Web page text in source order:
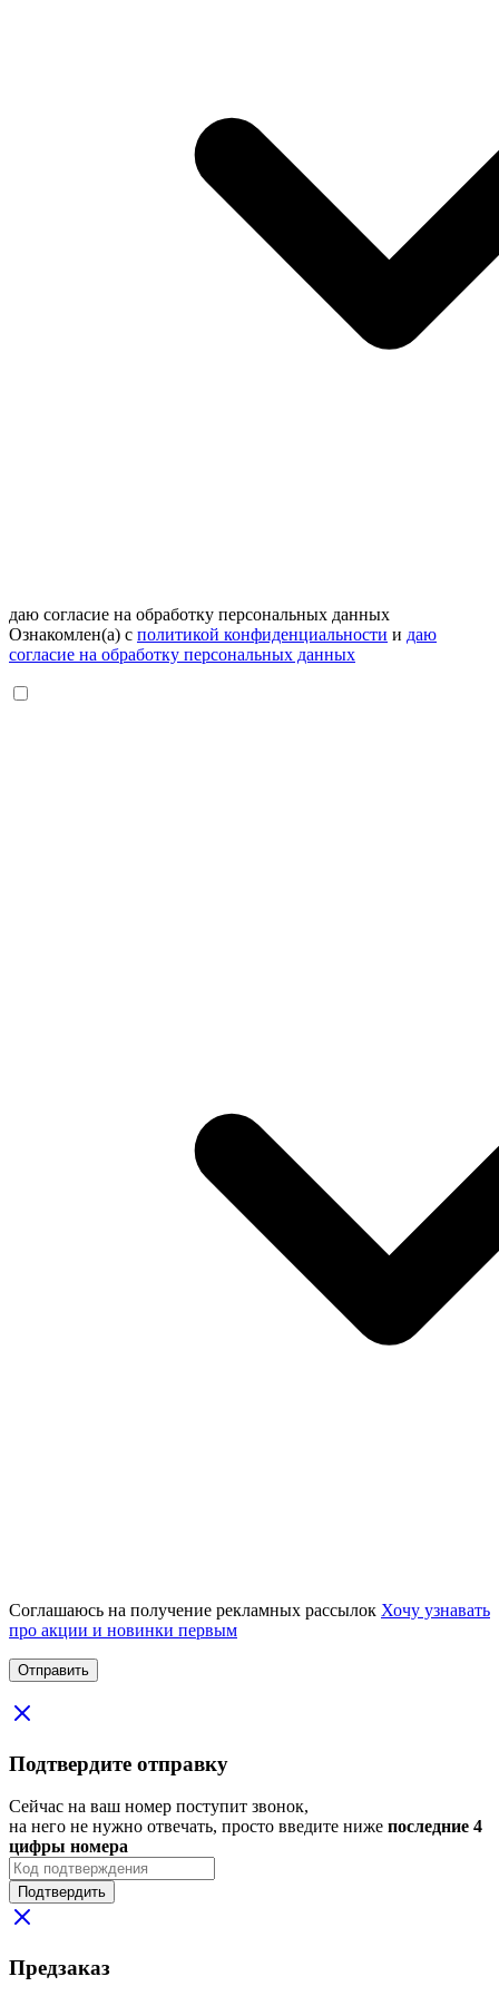
даю согласие на обработку персональных данных
Ознакомлен(а) с политикой конфиденциальности и даю
согласие на обработку персональных данных
Соглашаюсь на получение рекламных рассылок Хочу узнавать
про акции и новинки первым
Подтвердите отправку
Сейчас на ваш номер поступит звонок,
на него не нужно отвечать, просто введите ниже последние 4
цифры номера
Подтвердить
Предзаказ